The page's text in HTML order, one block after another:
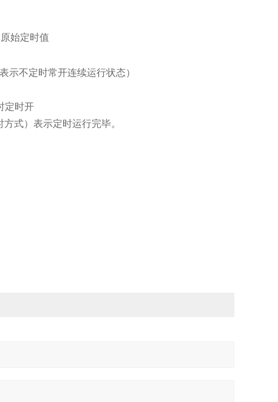
始定时值
示不定时常开连续运行状态）
定时开
式）表示定时运行完毕。